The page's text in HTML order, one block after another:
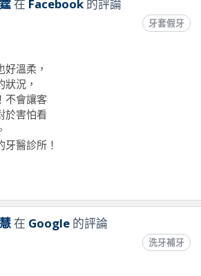
在 Facebook的評論
牙套假牙
溫柔，
況，
不會讓客
於害怕看
醫診所！
在 Google的評論
洗牙補牙